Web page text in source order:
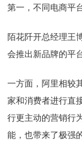
第一，不同电商平
陌花阡开总经理王
会推出新品牌的平
一方面，阿里相较
家和消费者进行直
行更主动的营销行
能，也带来了极强